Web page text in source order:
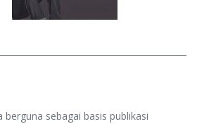
sebagai basis publikasi